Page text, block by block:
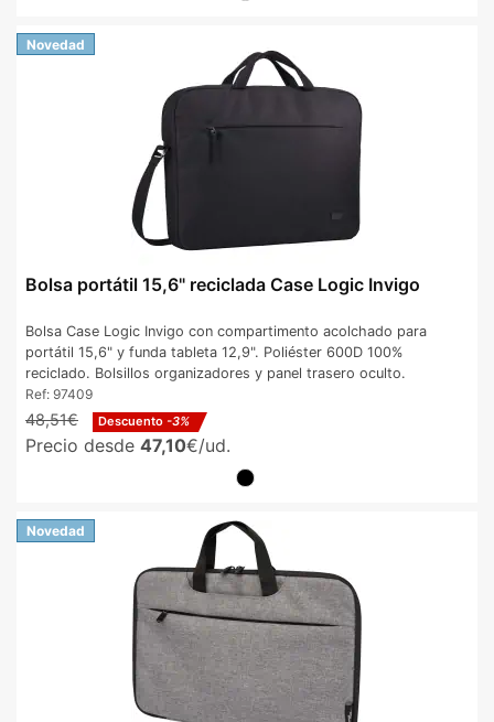
Novedad
Bolsa portátil 15,6" reciclada Case Logic Invigo
Bolsa Case Logic Invigo con compartimento acolchado para
portátil 15,6" y funda tableta 12,9". Poliéster 600D 100%
reciclado. Bolsillos organizadores y panel trasero oculto.
Ref: 97409
48,51€ Descuento -3%
Precio desde 47,10€/ud.
Novedad